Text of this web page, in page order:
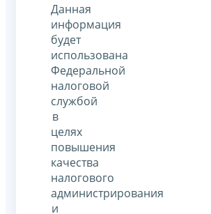
Данная
информация
будет
использована
Федеральной
налоговой
службой
в
целях
повышения
качества
налогового
администрирования
и